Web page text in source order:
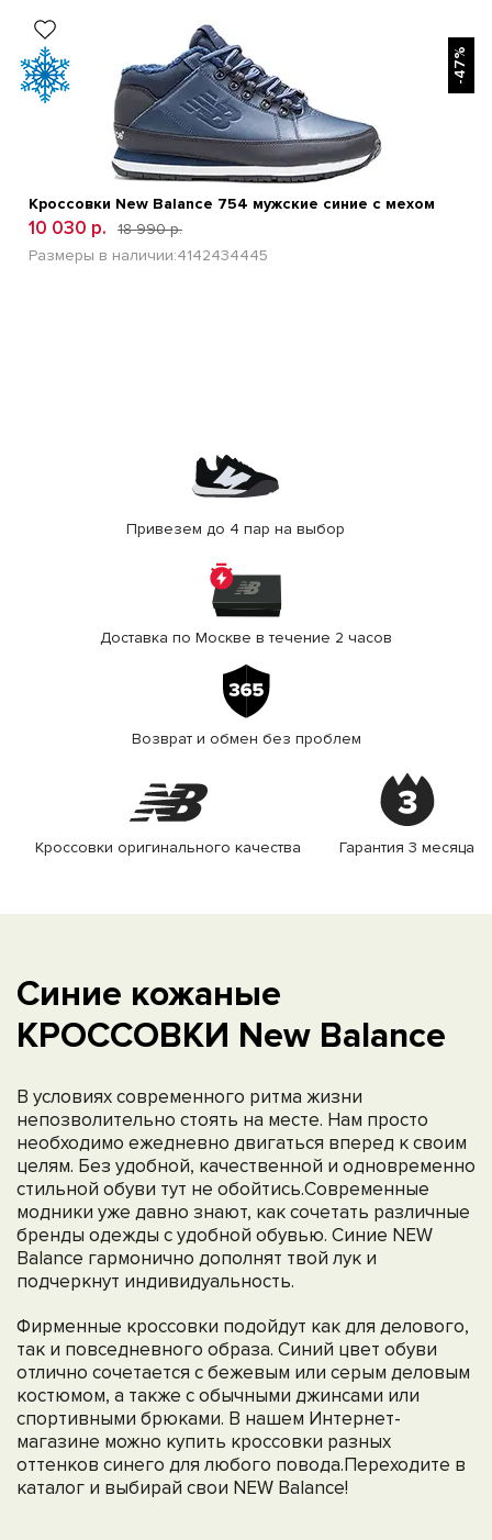
БЫСТРЫЙ ПРОСМОТР
-47%
Кроссовки New Balance 754 мужские синие с мехом
10 030 р.
18 990 р.
Размеры в наличии:4142434445
Привезем до 4 пар на выбор
Доставка по Москве в течение 2 часов
Возврат и обмен без проблем
Кроссовки оригинального качества Гарантия 3 месяца
Синие кожаные
КРОССОВКИ New Balance
В условиях современного ритма жизни
непозволительно стоять на месте. Нам просто
необходимо ежедневно двигаться вперед к своим
целям. Без удобной, качественной и одновременно
стильной обуви тут не обойтись.Современные
модники уже давно знают, как сочетать различные
бренды одежды с удобной обувью. Синие NEW
Balance гармонично дополнят твой лук и
подчеркнут индивидуальность.
Фирменные кроссовки подойдут как для делового,
так и повседневного образа. Синий цвет обуви
отлично сочетается с бежевым или серым деловым
костюмом, а также с обычными джинсами или
спортивными брюками. В нашем Интернет-
магазине можно купить кроссовки разных
оттенков синего для любого повода.Переходите в
каталог и выбирай свои NEW Balance!